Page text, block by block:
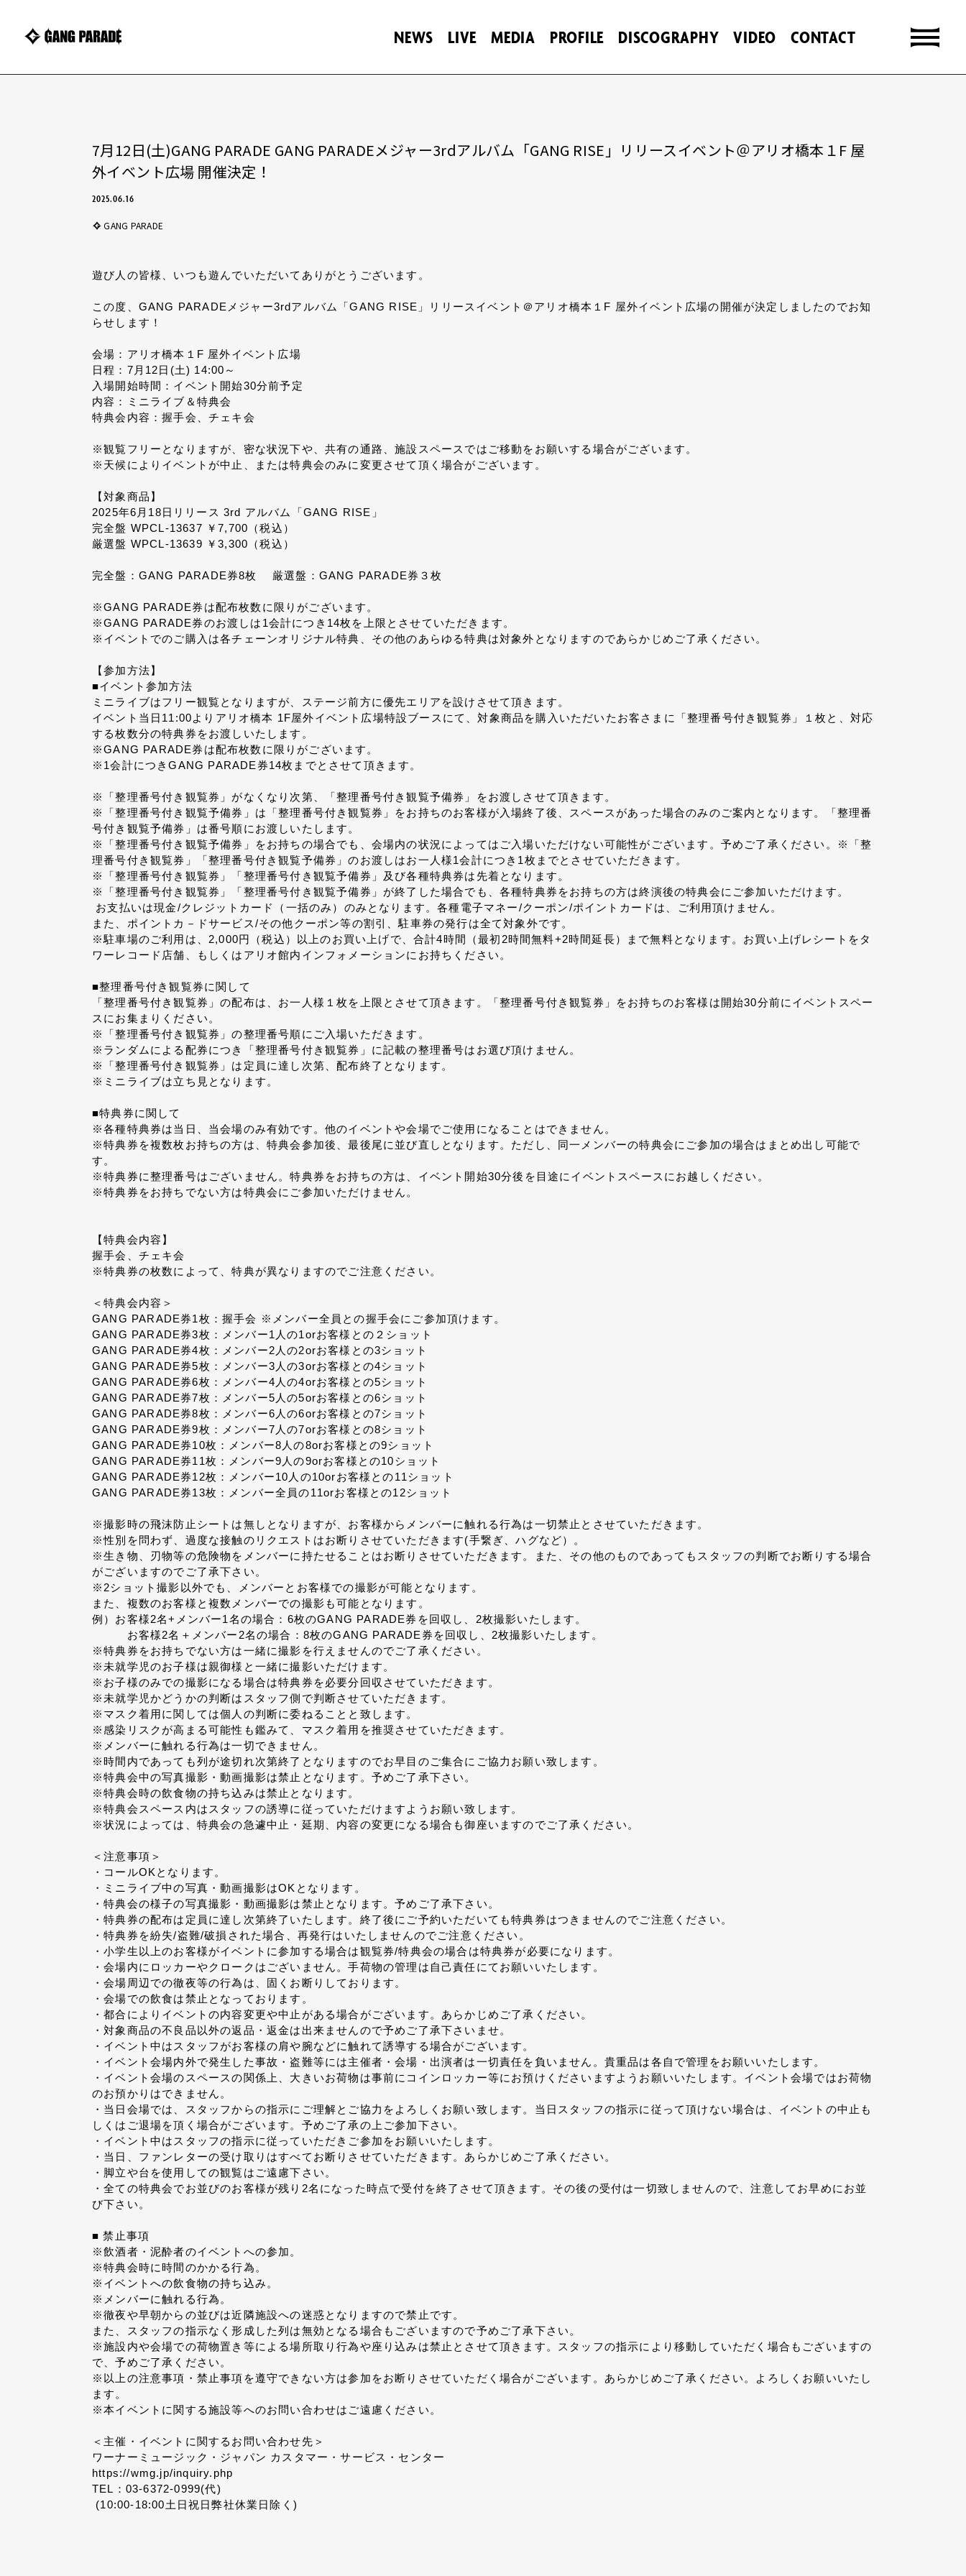
NEWS LIVE MEDIA PROFILE DISCOGRAPHY VIDEO CONTACT
7月12日(土)GANG PARADE GANG PARADEメジャー3rdアルバム「GANG RISE」リリースイベント＠アリオ橋本１F 屋
外イベント広場 開催決定！
2025.06.16
GANG PARADE
遊び人の皆様、いつも遊んでいただいてありがとうございます。
この度、GANG PARADEメジャー3rdアルバム「GANG RISE」リリースイベント＠アリオ橋本１F 屋外イベント広場の開催が決定しましたのでお知
らせします！
会場：アリオ橋本１F 屋外イベント広場
日程：7月12日(土) 14:00～
入場開始時間：イベント開始30分前予定
内容：ミニライブ＆特典会
特典会内容：握手会、チェキ会
※観覧フリーとなりますが、密な状況下や、共有の通路、施設スペースではご移動をお願いする場合がございます。
※天候によりイベントが中止、または特典会のみに変更させて頂く場合がございます。
【対象商品】
2025年6月18日リリース 3rd アルバム「GANG RISE」
完全盤 WPCL-13637 ￥7,700（税込）
厳選盤 WPCL-13639 ￥3,300（税込）
完全盤：GANG PARADE券8枚 厳選盤：GANG PARADE券３枚
※GANG PARADE券は配布枚数に限りがございます。
※GANG PARADE券のお渡しは1会計につき14枚を上限とさせていただきます。
※イベントでのご購入は各チェーンオリジナル特典、その他のあらゆる特典は対象外となりますのであらかじめご了承ください。
【参加方法】
■イベント参加方法
ミニライブはフリー観覧となりますが、ステージ前方に優先エリアを設けさせて頂きます。
イベント当日11:00よりアリオ橋本 1F屋外イベント広場特設ブースにて、対象商品を購入いただいたお客さまに「整理番号付き観覧券」１枚と、対応
する枚数分の特典券をお渡しいたします。
※GANG PARADE券は配布枚数に限りがございます。
※1会計につきGANG PARADE券14枚までとさせて頂きます。
※「整理番号付き観覧券」がなくなり次第、「整理番号付き観覧予備券」をお渡しさせて頂きます。
※「整理番号付き観覧予備券」は「整理番号付き観覧券」をお持ちのお客様が入場終了後、スペースがあった場合のみのご案内となります。「整理番
号付き観覧予備券」は番号順にお渡しいたします。
※「整理番号付き観覧予備券」をお持ちの場合でも、会場内の状況によってはご入場いただけない可能性がございます。予めご了承ください。※「整
理番号付き観覧券」「整理番号付き観覧予備券」のお渡しはお一人様1会計につき1枚までとさせていただきます。
※「整理番号付き観覧券」「整理番号付き観覧予備券」及び各種特典券は先着となります。
※「整理番号付き観覧券」「整理番号付き観覧予備券」が終了した場合でも、各種特典券をお持ちの方は終演後の特典会にご参加いただけます。
お支払いは現金/クレジットカード（一括のみ）のみとなります。各種電子マネー/クーポン/ポイントカードは、ご利用頂けません。
また、ポイントカ－ドサービス/その他クーポン等の割引、駐車券の発行は全て対象外です。
※駐車場のご利用は、2,000円（税込）以上のお買い上げで、合計4時間（最初2時間無料+2時間延長）まで無料となります。お買い上げレシートをタ
ワーレコード店舗、もしくはアリオ館内インフォメーションにお持ちください。
■整理番号付き観覧券に関して
「整理番号付き観覧券」の配布は、お一人様１枚を上限とさせて頂きます。「整理番号付き観覧券」をお持ちのお客様は開始30分前にイベントスペー
スにお集まりください。
※「整理番号付き観覧券」の整理番号順にご入場いただきます。
※ランダムによる配券につき「整理番号付き観覧券」に記載の整理番号はお選び頂けません。
※「整理番号付き観覧券」は定員に達し次第、配布終了となります。
※ミニライブは立ち見となります。
■特典券に関して
※各種特典券は当日、当会場のみ有効です。他のイベントや会場でご使用になることはできません。
※特典券を複数枚お持ちの方は、特典会参加後、最後尾に並び直しとなります。ただし、同一メンバーの特典会にご参加の場合はまとめ出し可能で
す。
※特典券に整理番号はございません。特典券をお持ちの方は、イベント開始30分後を目途にイベントスペースにお越しください。
※特典券をお持ちでない方は特典会にご参加いただけません。
【特典会内容】
握手会、チェキ会
※特典券の枚数によって、特典が異なりますのでご注意ください。
＜特典会内容＞
GANG PARADE券1枚：握手会 ※メンバー全員との握手会にご参加頂けます。
GANG PARADE券3枚：メンバー1人の1orお客様との２ショット
GANG PARADE券4枚：メンバー2人の2orお客様との3ショット
GANG PARADE券5枚：メンバー3人の3orお客様との4ショット
GANG PARADE券6枚：メンバー4人の4orお客様との5ショット
GANG PARADE券7枚：メンバー5人の5orお客様との6ショット
GANG PARADE券8枚：メンバー6人の6orお客様との7ショット
GANG PARADE券9枚：メンバー7人の7orお客様との8ショット
GANG PARADE券10枚：メンバー8人の8orお客様との9ショット
GANG PARADE券11枚：メンバー9人の9orお客様との10ショット
GANG PARADE券12枚：メンバー10人の10orお客様との11ショット
GANG PARADE券13枚：メンバー全員の11orお客様との12ショット
※撮影時の飛沫防止シートは無しとなりますが、お客様からメンバーに触れる行為は一切禁止とさせていただきます。
※性別を問わず、過度な接触のリクエストはお断りさせていただきます(手繋ぎ、ハグなど）。
※生き物、刃物等の危険物をメンバーに持たせることはお断りさせていただきます。また、その他のものであってもスタッフの判断でお断りする場合
がございますのでご了承下さい。
※2ショット撮影以外でも、メンバーとお客様での撮影が可能となります。
また、複数のお客様と複数メンバーでの撮影も可能となります。
例）お客様2名+メンバー1名の場合：6枚のGANG PARADE券を回収し、2枚撮影いたします。
お客様2名＋メンバー2名の場合：8枚のGANG PARADE券を回収し、2枚撮影いたします。
※特典券をお持ちでない方は一緒に撮影を行えませんのでご了承ください。
※未就学児のお子様は親御様と一緒に撮影いただけます。
※お子様のみでの撮影になる場合は特典券を必要分回収させていただきます。
※未就学児かどうかの判断はスタッフ側で判断させていただきます。
※マスク着用に関しては個人の判断に委ねることと致します。
※感染リスクが高まる可能性も鑑みて、マスク着用を推奨させていただきます。
※メンバーに触れる行為は一切できません。
※時間内であっても列が途切れ次第終了となりますのでお早目のご集合にご協力お願い致します。
※特典会中の写真撮影・動画撮影は禁止となります。予めご了承下さい。
※特典会時の飲食物の持ち込みは禁止となります。
※特典会スペース内はスタッフの誘導に従っていただけますようお願い致します。
※状況によっては、特典会の急遽中止・延期、内容の変更になる場合も御座いますのでご了承ください。
＜注意事項＞
・コールOKとなります。
・ミニライブ中の写真・動画撮影はOKとなります。
・特典会の様子の写真撮影・動画撮影は禁止となります。予めご了承下さい。
・特典券の配布は定員に達し次第終了いたします。終了後にご予約いただいても特典券はつきませんのでご注意ください。
・特典券を紛失/盗難/破損された場合、再発行はいたしませんのでご注意ください。
・小学生以上のお客様がイベントに参加する場合は観覧券/特典会の場合は特典券が必要になります。
・会場内にロッカーやクロークはございません。手荷物の管理は自己責任にてお願いいたします。
・会場周辺での徹夜等の行為は、固くお断りしております。
・会場での飲食は禁止となっております。
・都合によりイベントの内容変更や中止がある場合がございます。あらかじめご了承ください。
・対象商品の不良品以外の返品・返金は出来ませんので予めご了承下さいませ。
・イベント中はスタッフがお客様の肩や腕などに触れて誘導する場合がございます。
・イベント会場内外で発生した事故・盗難等には主催者・会場・出演者は一切責任を負いません。貴重品は各自で管理をお願いいたします。
・イベント会場のスペースの関係上、大きいお荷物は事前にコインロッカー等にお預けくださいますようお願いいたします。イベント会場ではお荷物
のお預かりはできません。
・当日会場では、スタッフからの指示にご理解とご協力をよろしくお願い致します。当日スタッフの指示に従って頂けない場合は、イベントの中止も
しくはご退場を頂く場合がございます。予めご了承の上ご参加下さい。
・イベント中はスタッフの指示に従っていただきご参加をお願いいたします。
・当日、ファンレターの受け取りはすべてお断りさせていただきます。あらかじめご了承ください。
・脚立や台を使用しての観覧はご遠慮下さい。
・全ての特典会でお並びのお客様が残り2名になった時点で受付を終了させて頂きます。その後の受付は一切致しませんので、注意してお早めにお並
び下さい。
■ 禁止事項
※飲酒者・泥酔者のイベントへの参加。
※特典会時に時間のかかる行為。
※イベントへの飲食物の持ち込み。
※メンバーに触れる行為。
※徹夜や早朝からの並びは近隣施設への迷惑となりますので禁止です。
また、スタッフの指示なく形成した列は無効となる場合もございますので予めご了承下さい。
※施設内や会場での荷物置き等による場所取り行為や座り込みは禁止とさせて頂きます。スタッフの指示により移動していただく場合もございますの
で、予めご了承ください。
※以上の注意事項・禁止事項を遵守できない方は参加をお断りさせていただく場合がございます。あらかじめご了承ください。よろしくお願いいたし
ます。
※本イベントに関する施設等へのお問い合わせはご遠慮ください。
＜主催・イベントに関するお問い合わせ先＞
ワーナーミュージック・ジャパン カスタマー・サービス・センター
https://wmg.jp/inquiry.php
TEL：03-6372-0999(代)
(10:00-18:00土日祝日弊社休業日除く)